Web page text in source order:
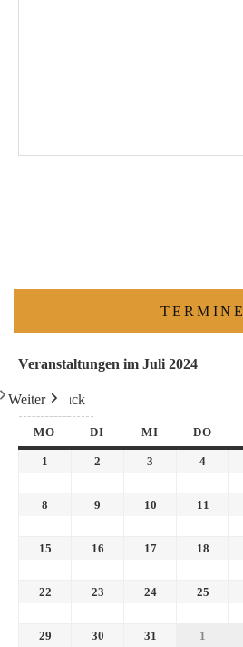
TERMINE
Veranstaltungen im Juli 2024
Zurück
Heute
Weiter
MO DI MI DO
1 2 3 4
8 9 10 11
15 16 17 18
22 23 24 25
29 30 31 1